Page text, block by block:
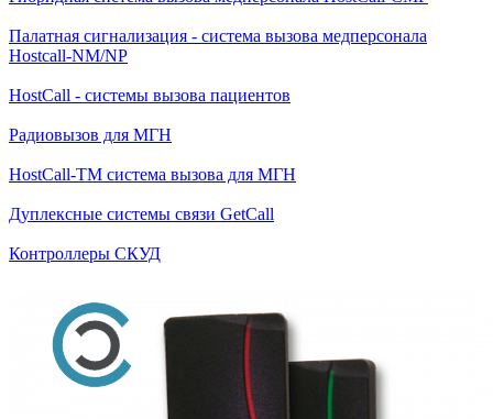
Палатная сигнализация - система вызова медперсонала
Hostcall-NM/NP
HostCall - системы вызова пациентов
Радиовызов для МГН
HostCall-TM система вызова для МГН
Дуплексные системы связи GetCall
Контроллеры СКУД